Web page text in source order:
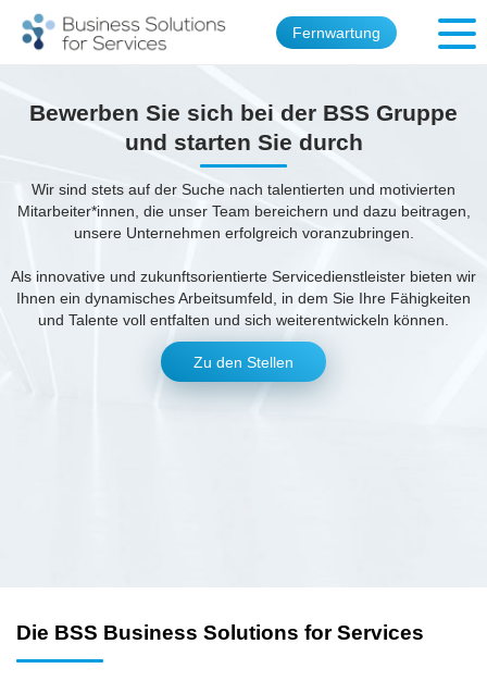
Fernwartung
Bewerben Sie sich bei der BSS Gruppe
und starten Sie durch
Wir sind stets auf der Suche nach talentierten und motivierten
Mitarbeiter*innen, die unser Team bereichern und dazu beitragen,
unsere Unternehmen erfolgreich voranzubringen.
Als innovative und zukunftsorientierte Servicedienstleister bieten wir
Ihnen ein dynamisches Arbeitsumfeld, in dem Sie Ihre Fähigkeiten
und Talente voll entfalten und sich weiterentwickeln können.
Zu den Stellen
Die BSS Business Solutions for Services